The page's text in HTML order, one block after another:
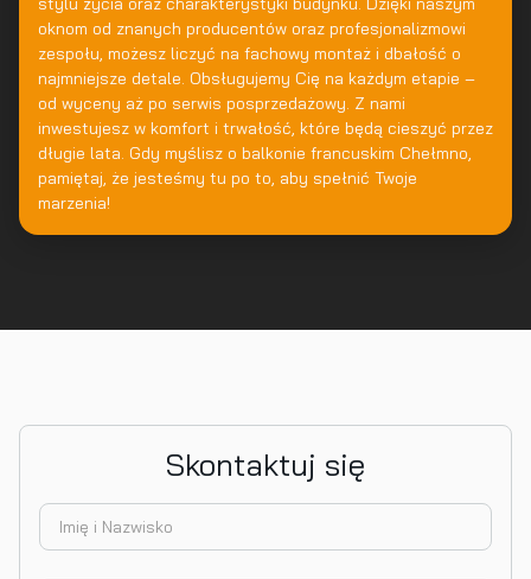
oknom od znanych producentów oraz profesjonalizmowi
zespołu, możesz liczyć na fachowy montaż i dbałość o
najmniejsze detale. Obsługujemy Cię na każdym etapie –
od wyceny aż po serwis posprzedażowy. Z nami
inwestujesz w komfort i trwałość, które będą cieszyć przez
długie lata. Gdy myślisz o balkonie francuskim Chełmno,
pamiętaj, że jesteśmy tu po to, aby spełnić Twoje
marzenia!
Skontaktuj się